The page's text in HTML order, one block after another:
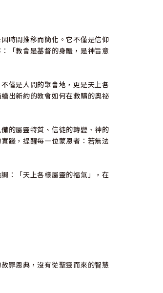
時間推移而簡化。它不僅是信仰
「教會是基督的身體，是神旨意
僅是人間的聚會地，更是天上各
出新約的教會如何在救贖的奧祕
的屬靈特質、信徒的轉變、神的
踐，提醒每一位蒙恩者：若無法
：「天上各樣屬靈的福氣」，在
罪恩典，沒有從聖靈而來的智慧